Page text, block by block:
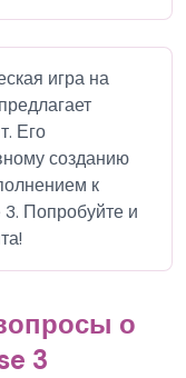
игра на
Его
созданию
к
3. Попробуйте и
о
3